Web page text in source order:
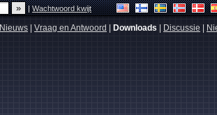
|Wachtwoord kwijt
Nieuws Vraag en Antwoord Downloads Discussie